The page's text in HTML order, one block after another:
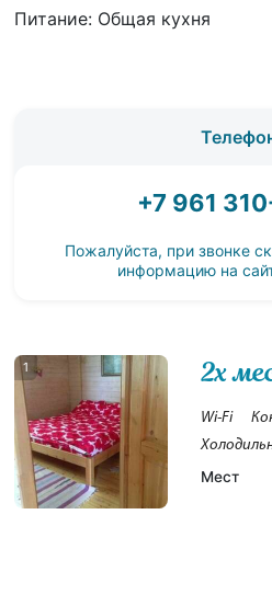
Питание: Общая кухня
+7 961
Пожалуйста, при звонке
информацию на
1 2х
Wi-Fi
Мест